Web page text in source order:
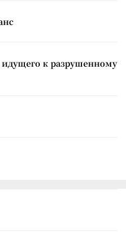
к разрушенному